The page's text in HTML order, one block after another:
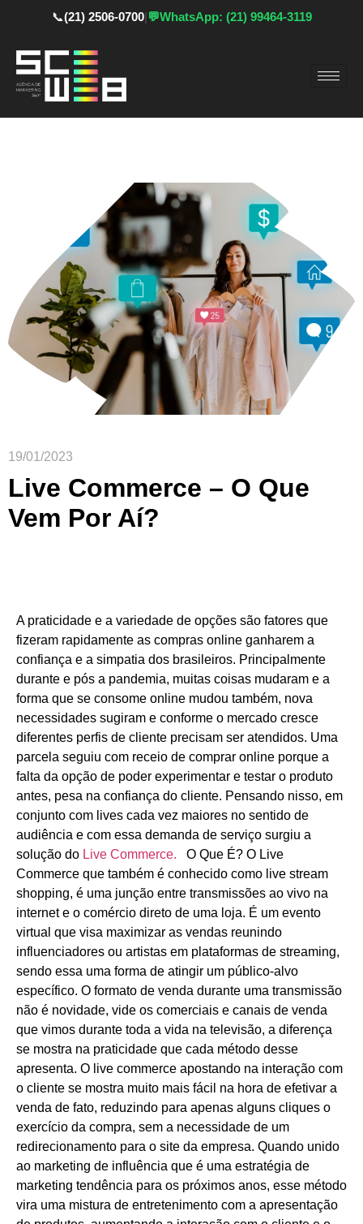
📞(21) 2506-0700|💬WhatsApp: (21) 99464-3119
19/01/2023
Live Commerce – O Que
Vem Por Aí?
A praticidade e a variedade de opções são fatores que
fizeram rapidamente as compras online ganharem a
confiança e a simpatia dos brasileiros. Principalmente
durante e pós a pandemia, muitas coisas mudaram e a
forma que se consome online mudou também, nova
necessidades sugiram e conforme o mercado cresce
diferentes perfis de cliente precisam ser atendidos. Uma
parcela seguiu com receio de comprar online porque a
falta da opção de poder experimentar e testar o produto
antes, pesa na confiança do cliente. Pensando nisso, em
conjunto com lives cada vez maiores no sentido de
audiência e com essa demanda de serviço surgiu a
solução do Live Commerce. O Que É? O Live
Commerce que também é conhecido como live stream
shopping, é uma junção entre transmissões ao vivo na
internet e o comércio direto de uma loja. É um evento
virtual que visa maximizar as vendas reunindo
influenciadores ou artistas em plataformas de streaming,
sendo essa uma forma de atingir um público-alvo
específico. O formato de venda durante uma transmissão
não é novidade, vide os comerciais e canais de venda
que vimos durante toda a vida na televisão, a diferença
se mostra na praticidade que cada método desse
apresenta. O live commerce apostando na interação com
o cliente se mostra muito mais fácil na hora de efetivar a
venda de fato, reduzindo para apenas alguns cliques o
exercício da compra, sem a necessidade de um
redirecionamento para o site da empresa. Quando unido
ao marketing de influência que é uma estratégia de
marketing tendência para os próximos anos, esse método
vira uma mistura de entretenimento com a apresentação